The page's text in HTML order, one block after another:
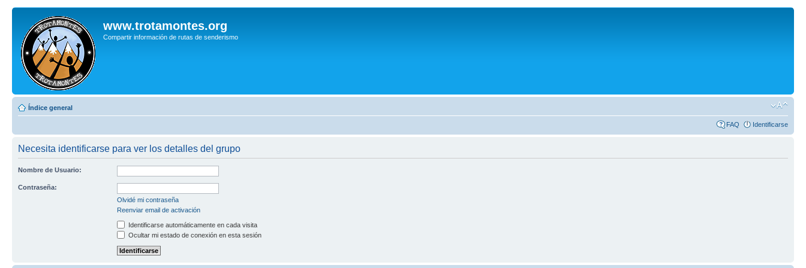
www.trotamontes.org
Compartir información de rutas de senderismo
Índice general
FAQ Identificarse
Necesita identificarse para ver los detalles del grupo
Nombre de Usuario:
Contraseña:
Olvidé mi contraseña
Reenviar email de activación
Identificarse automáticamente en cada visita
Ocultar mi estado de conexión en esta sesión